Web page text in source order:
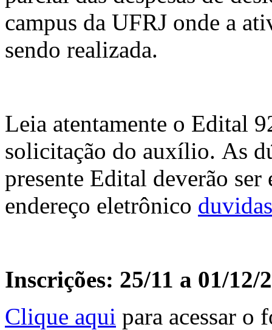
campus da UFRJ onde a
sendo realizada.
Leia atentamente o Edital
solicitação do auxílio. As
presente Edital deverão
endereço eletrônico
Inscrições: 25/11 a 01/12/
Clique aqui para acessar o